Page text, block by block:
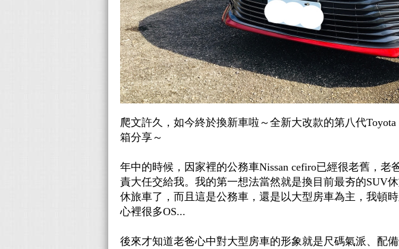
爬文許久，如今終於換新車啦～全新大改款的第八代
箱分享～
年中的時候，因家裡的公務車Nissan cefiro已經很老舊，老
責大任交給我。我的第一想法當然就是換目前最夯的SUV
休旅車了，而且這是公務車，還是以大型房車為主，我頓
心裡很多OS...
後來才知道老爸心中對大型房車的形象就是尺碼氣派、配